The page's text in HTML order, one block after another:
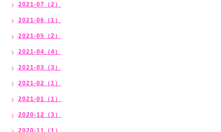
2021-07（2）
2021-06（1）
2021-05（2）
2021-04（4）
2021-03（3）
2021-02（1）
2021-01（1）
2020-12（3）
2020-11（1）